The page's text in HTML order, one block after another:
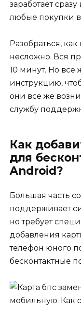
заработает
любые покупки
Разобраться,
несложно. Вся
10 минут. Но все
инструкцию,
они все же
службу
Как
для
Android?
Большая часть
поддерживает
но требует
добавления
телефон юного
бесконтактные